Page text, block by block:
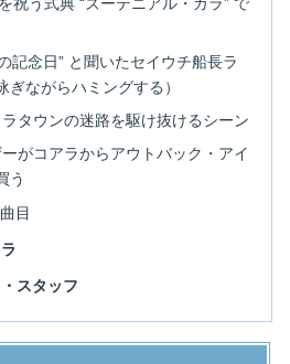
記念日” と聞いたセイウチ船長ラ
ぎながらハミングする）
タウンの迷路を駆け抜けるシーン
がコアラからアウトバック・アイ
う
目
スタッフ